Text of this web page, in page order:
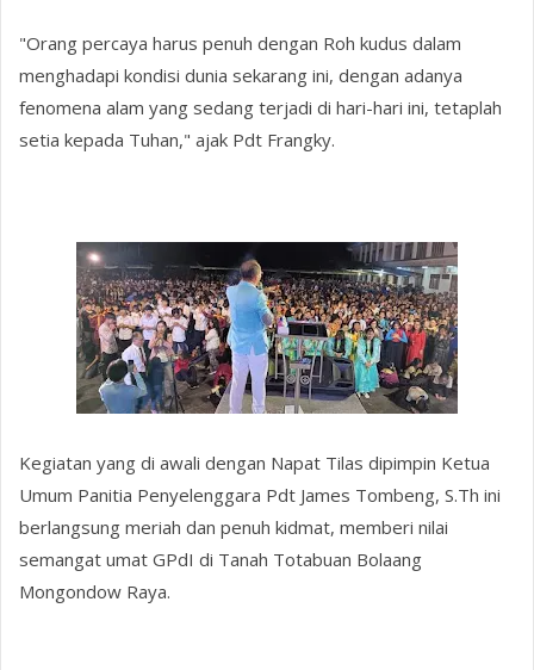
"Orang percaya harus penuh dengan Roh kudus dalam
menghadapi kondisi dunia sekarang ini, dengan adanya
fenomena alam yang sedang terjadi di hari-hari ini, tetaplah
setia kepada Tuhan," ajak Pdt Frangky.
Kegiatan yang di awali dengan Napat Tilas dipimpin Ketua
Umum Panitia Penyelenggara Pdt James Tombeng, S.Th ini
berlangsung meriah dan penuh kidmat, memberi nilai
semangat umat GPdI di Tanah Totabuan Bolaang
Mongondow Raya.